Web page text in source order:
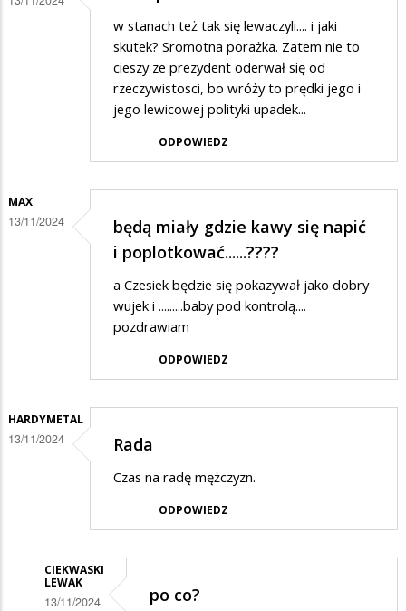
w stanach też tak się lewaczyli.... i jaki
skutek? Sromotna porażka. Zatem nie to
cieszy ze prezydent oderwał się od
rzeczywistosci, bo wróży to prędki jego i
jego lewicowej polityki upadek...
ODPOWIEDZ
MAX
13/11/2024
będą miały gdzie kawy się napić
i poplotkować......????
a Czesiek będzie się pokazywał jako dobry
wujek i .........baby pod kontrolą....
pozdrawiam
ODPOWIEDZ
HARDYMETAL
13/11/2024 Rada
Czas na radę mężczyzn.
ODPOWIEDZ
CIEKWASKI
LEWAK
13/11/2024 po co?